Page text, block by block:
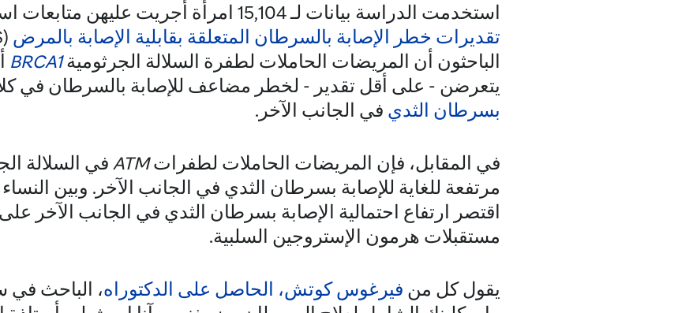
استخدمت الدراسة بيانات لـ 15,104 امرأة أجريت عليهن متابعات استباقية في تحالف
تقديرات خطر الإصابة بالسرطان المتعلقة بقابلية الإصابة بالمرض
الباحثون أن المريضات الحاملات لطفرة السلالة الجرثوميةBRCA1
يتعرضن - على أقل تقدير - لخطر مضاعف للإصابة بالسرطان في كلا
بسرطان الثدي في الجانب الآخر.
في المقابل، فإن المريضات الحاملات لطفراتATM في السلالة
مرتفعة للغاية للإصابة بسرطان الثدي في الجانب الآخر. وبين
اقتصر ارتفاع احتمالية الإصابة بسرطان الثدي في الجانب الآخر
مستقبلات هرمون الإستروجين السلبية.
يقول كل من فيرغوس كوتش، الحاصل على الدكتوراه، الباحث في